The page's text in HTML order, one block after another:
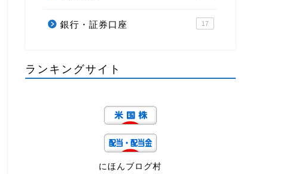
銀行・証券口座 17
ランキングサイト
にほんブログ村